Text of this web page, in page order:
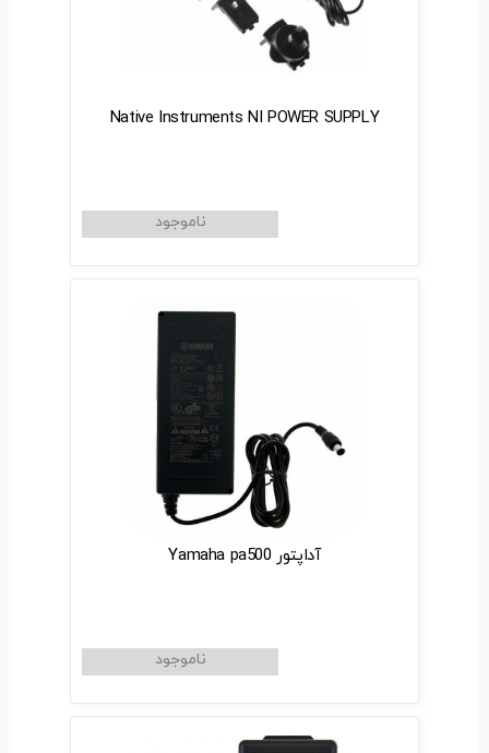
Native Instruments NI POWER SUPPLY
آداپتور Yamaha pa500